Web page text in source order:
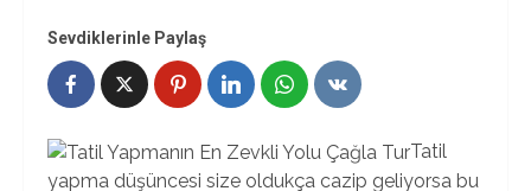
Sevdiklerinle Paylaş
Tatil
yapma düşüncesi size oldukça cazip geliyorsa bu